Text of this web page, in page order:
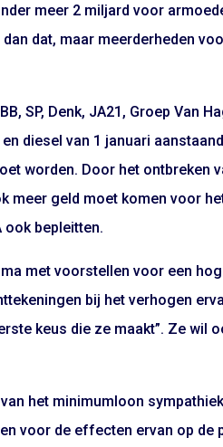
meer 2 miljard voor
dat, maar meerderheden
SP, Denk, JA21, Groep Van
diesel van 1 januari
worden. Door het ontbreken
meer geld moet komen voor
ook bepleitten.
met voorstellen voor een
bij het verhogen
keus die ze maakt”. Ze wil
het minimumloon
voor de effecten ervan op de